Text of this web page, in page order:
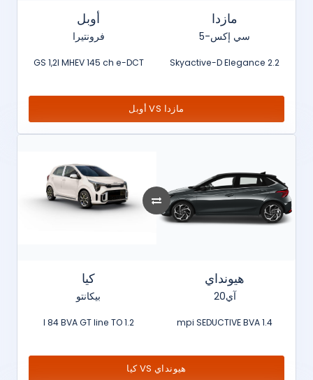
مازدا
سي إكس-5
2.2 Skyactive-D Elegance
أوبل
فرونتيرا
GS 1,2l MHEV 145 ch e-DCT
مازدا VS أوبل
هيونداي
آي20
1.4 mpi SEDUCTIVE BVA
كيا
بيكانتو
1.2 l 84 BVA GT line TO
هيونداي VS كيا